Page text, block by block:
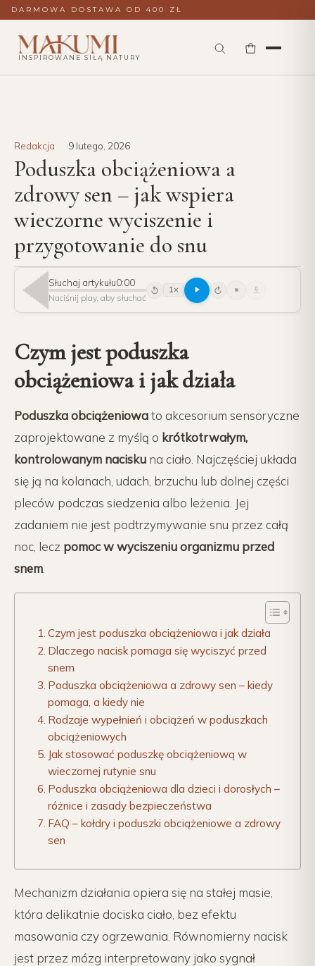
DARMOWA DOSTAWA OD 400 ZŁ
INSPIROWANE SIŁĄ NATURY
Redakcja 9 lutego, 2026
Poduszka obciążeniowa a
zdrowy sen – jak wspiera
wieczorne wyciszenie i
przygotowanie do snu
Słuchaj artykułu0:00
Naciśnij play, aby słuchać
15 1× 15
Czym jest poduszka
obciążeniowa i jak działa
Poduszka obciążeniowato akcesorium sensoryczne
zaprojektowane z myślą o krótkotrwałym,
kontrolowanym nacisku na ciało. Najczęściej układa
się ją na kolanach, udach, brzuchu lub dolnej części
pleców podczas siedzenia albo leżenia. Jej
zadaniem nie jest podtrzymywanie snu przez całą
noc, lecz pomoc w wyciszeniu organizmu przed
snem
Czym jest poduszka obciążeniowa i jak działa
Dlaczego nacisk pomaga się wyciszyć przed
snem
Poduszka obciążeniowa a zdrowy sen – kiedy
pomaga, a kiedy nie
Rodzaje wypełnień i obciążeń w poduszkach
obciążeniowych
Jak stosować poduszkę obciążeniową w
wieczornej rutynie snu
Poduszka obciążeniowa dla dzieci i dorosłych –
różnice i zasady bezpieczeństwa
FAQ – kołdry i poduszki obciążeniowe a zdrowy
sen
Mechanizm działania opiera się na stałej masie,
która delikatnie dociska ciało, bez efektu
masowania czy ogrzewania. Równomierny nacisk
jest przez mózg interpretowany jako sygnał